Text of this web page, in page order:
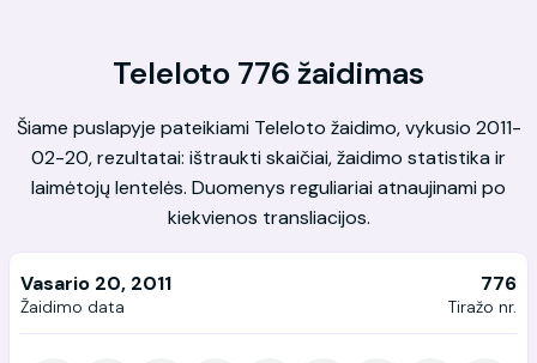
Teleloto 776 žaidimas
Šiame puslapyje pateikiami Teleloto žaidimo, vykusio 2011-
02-20, rezultatai: ištraukti skaičiai, žaidimo statistika ir
laimėtojų lentelės. Duomenys reguliariai atnaujinami po
kiekvienos transliacijos.
Vasario 20, 2011
Žaidimo data
776
Tiražo nr.